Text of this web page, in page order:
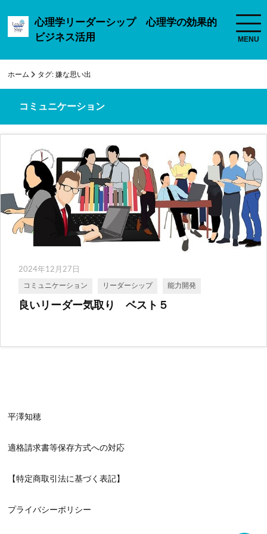
心理学リーダーシップ 心理学の効果的
ビジネス活用
ホーム タグ:嫌な思い出
コミュニケーション
2024年12月27日
コミュニケーション リーダーシップ 能力開発
良いリーダー気取り ベスト５
平澤知穂
適格請求書等保存方式への対応
【特定商取引法に基づく表記】
プライバシーポリシー